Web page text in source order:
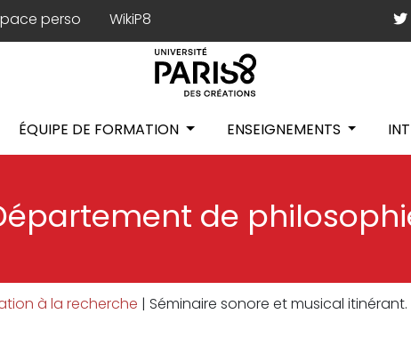
perso WikiP8
ÉQUIPE DE FORMATION ENSEIGNEMENTS
de
à la recherche | Séminaire sonore et musical itinérant.